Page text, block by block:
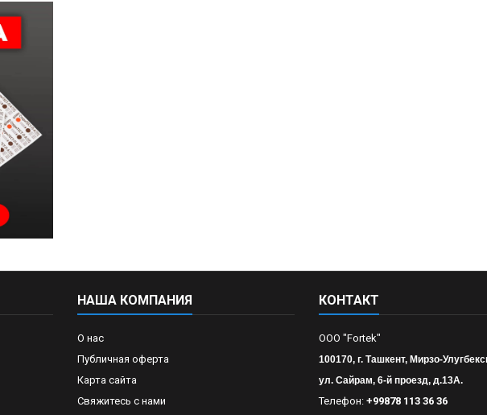
НАША КОМПАНИЯ
О нас
Публичная оферта
Карта сайта
Свяжитесь с нами
КОНТАКТ
OOO "Fortek"
100170, г. Ташкент, Мирзо-
ул. Сайрам, 6-й проезд, д.13А.
Телефон: +99878 113 36 36